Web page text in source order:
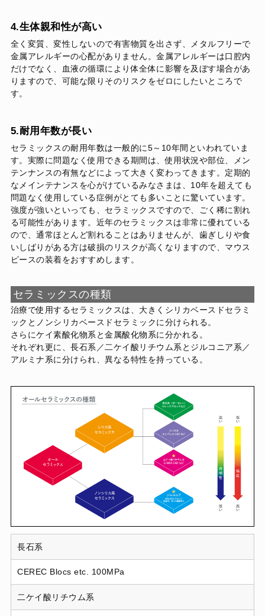
4.生体親和性が高い
全く変質、変性しないので有害物質を出さず、メタルフリーで
金属アレルギーの心配がありません。金属アレルギーは口腔内
だけでなく、血液の循環により体全体に影響を及ぼす場合があ
りますので、可能な限りそのリスクをゼロにしたいところで
す。
5.耐用年数が長い
セラミックスの耐用年数は一般的に5～10年間といわれていま
す。実際に問題なく使用できる期間は、使用状況や部位、メン
テンナンスの有無などによって大きく変わってきます。定期的
なメインテナンスを心がけているみなさまは、10年を超えても
問題なく使用している症例がとても多いことに驚いています。
強度が強いといっても、セラミックスですので、ごく稀に割れ
る可能性があります。近年のセラミックスは非常に優れている
ので、通常ほとんど割れることはありませんが、歯ぎしりや食
いしばりがある方は破損のリスクが高くなりますので、マウス
ピースの装着をおすすめします。
セラミックスの種類
治療で使用するセラミックスは、大きくシリカベースドセラミ
ックとノンシリカベースドセラミックに分けられる。
さらにケイ素酸化物系と金属酸化物系に分かれる。
それぞれ更に、長石系／二ケイ酸リチウム系とジルコニア系／
アルミナ系に分けられ、異なる特性を持っている。
長石系
CEREC Blocs etc. 100MPa
二ケイ酸リチウム系